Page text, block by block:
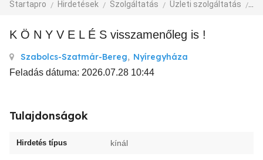
Startapro Hirdetések Szolgáltatás Üzleti szolgáltatás
K Ö N Y V E L É S visszamenőleg is !
Szabolcs-Szatmár-Bereg, Nyíregyháza
Feladás dátuma: 2026.07.28 10:44
Tulajdonságok
Hirdetés típus kínál